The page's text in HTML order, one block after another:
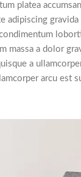
platea
adipiscing
massa a dolor
a
arcu est